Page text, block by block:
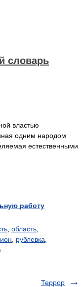
словарь
властью
одним народом
естественными
работу
область
рублевка
Террор